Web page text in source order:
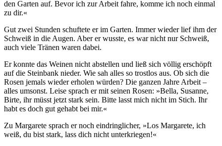
den Garten auf. Bevor ich zur Arbeit fahre, komme ich noch einmal
zu dir.«
Gut zwei Stunden schuftete er im Garten. Immer wieder lief ihm der
Schweiß in die Augen. Aber er wusste, es war nicht nur Schweiß,
auch viele Tränen waren dabei.
Er konnte das Weinen nicht abstellen und ließ sich völlig erschöpft
auf die Steinbank nieder. Wie sah alles so trostlos aus. Ob sich die
Rosen jemals wieder erholen würden? Die ganzen Jahre Arbeit –
alles umsonst. Leise sprach er mit seinen Rosen: »Bella, Susanne,
Birte, ihr müsst jetzt stark sein. Bitte lasst mich nicht im Stich. Ihr
habt es doch gut gehabt bei mir.«
Zu Margarete sprach er noch eindringlicher, »Los Margarete, ich
weiß, du bist stark, lass dich nicht unterkriegen!«